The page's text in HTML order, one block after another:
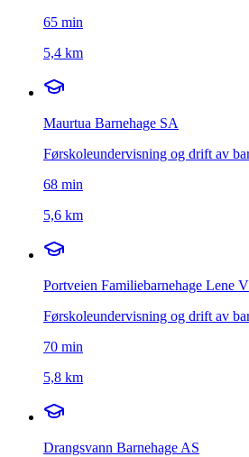
65 min
5,4 km
Maurtua Barnehage SA
Førskoleundervisning og drift av
68 min
5,6 km
Portveien Familiebarnehage Lene
Førskoleundervisning og drift av
70 min
5,8 km
Drangsvann Barnehage AS